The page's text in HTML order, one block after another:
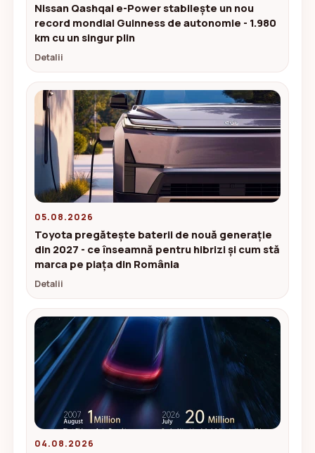
Nissan Qashqai e-Power stabilește un nou
record mondial Guinness de autonomie - 1.980
km cu un singur plin
Detalii
05.08.2026
Toyota pregătește baterii de nouă generație
din 2027 - ce înseamnă pentru hibrizi și cum stă
marca pe piața din România
Detalii
04.08.2026